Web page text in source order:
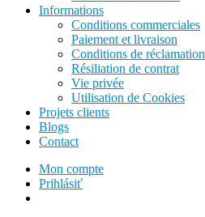
Informations
Conditions commerciales
Paiement et livraison
Conditions de réclamation
Résiliation de contrat
Vie privée
Utilisation de Cookies
Projets clients
Blogs
Contact
Mon compte
Prihlásiť